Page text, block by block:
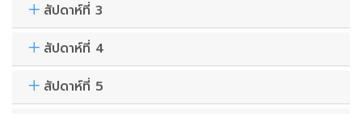
สัปดาห์ที่ 3
สัปดาห์ที่ 4
สัปดาห์ที่ 5